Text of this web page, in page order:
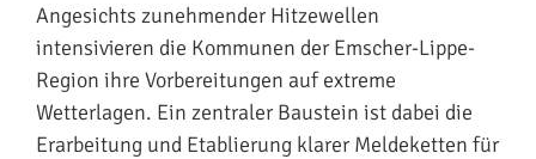
Angesichts zunehmender Hitzewellen
intensivieren die Kommunen der Emscher-Lippe-
Region ihre Vorbereitungen auf extreme
Wetterlagen. Ein zentraler Baustein ist dabei die
Erarbeitung und Etablierung klarer Meldeketten für